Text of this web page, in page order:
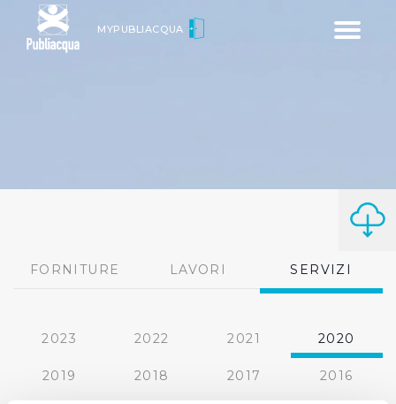
Toggle
MYPUBLIACQUA
FORNITURE LAVORI SERVIZI
2023 2022 2021 2020
2019 2018 2017 2016